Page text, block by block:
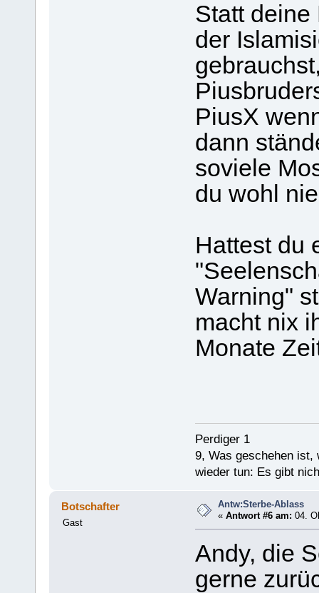
Statt deine
der
PiusX
dann
soviele
du wohl
Hattest du
Warning"
macht nix
Monate
Perdiger 1
9, Was geschehen ist,
wieder tun: Es gibt
Botschafter
Gast
Antw:Sterbe-Ablass
«Antwort #6 am: 04.
Andy, die
gerne